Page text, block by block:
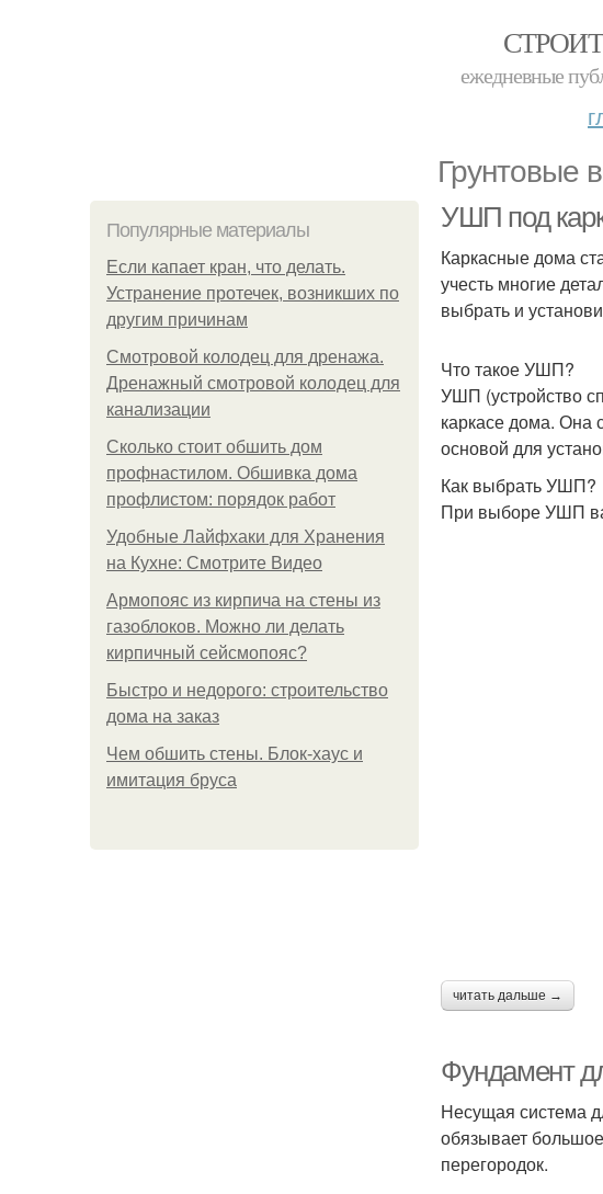
ежедневные
Грунтовые
Популярные материалы
Если капает кран, что делать.
Устранение протечек, возникших по
другим причинам
Смотровой колодец для дренажа.
Дренажный смотровой колодец для
канализации
Сколько стоит обшить дом
профнастилом. Обшивка дома
профлистом: порядок работ
Удобные Лайфхаки для Хранения
на Кухне: Смотрите Видео
Армопояс из кирпича на стены из
газоблоков. Можно ли делать
кирпичный сейсмопояс?
Быстро и недорого: строительство
дома на заказ
Чем обшить стены. Блок-хаус и
имитация бруса
УШП под
Каркасные дома
учесть многие
выбрать и
Что такое УШП?
УШП (устройство
каркасе дома. Она
основой для
Как выбрать УШП?
При выборе УШП
читать дальше →
Фундамент
Несущая система
обязывает
перегородок.